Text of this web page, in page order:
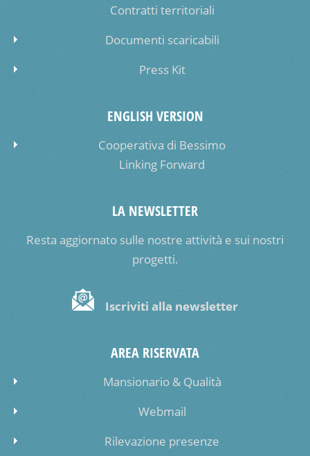
Contratti territoriali
Documenti scaricabili
Press Kit
ENGLISH VERSION
Cooperativa di Bessimo
Linking Forward
LA NEWSLETTER
Resta aggiornato sulle nostre attività e sui nostri
progetti.
Iscriviti alla newsletter
AREA RISERVATA
Mansionario & Qualità
Webmail
Rilevazione presenze